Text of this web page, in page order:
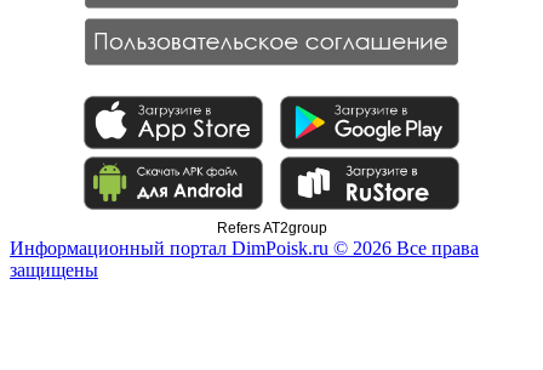
Refers AT2group
Информационный портал DimPoisk.ru © 2026 Все права
защищены